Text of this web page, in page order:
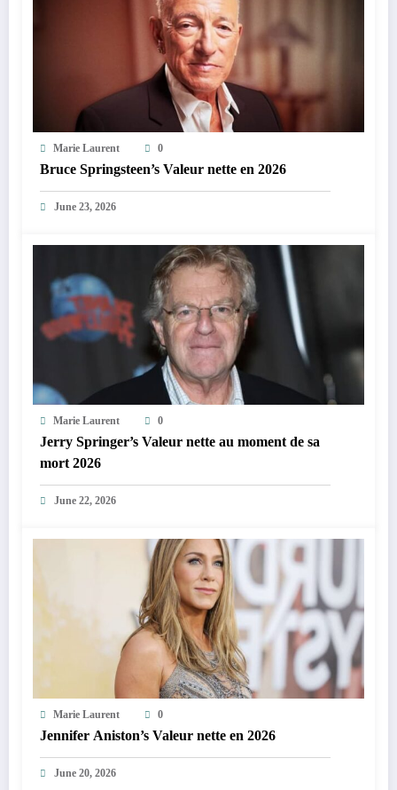
Marie Laurent 0
Bruce Springsteen’s Valeur nette en 2026
June 23, 2026
Marie Laurent 0
Jerry Springer’s Valeur nette au moment de sa
mort 2026
June 22, 2026
Marie Laurent 0
Jennifer Aniston’s Valeur nette en 2026
June 20, 2026